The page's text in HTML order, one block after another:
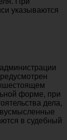
указываются
форме, при
дела,
в судебный